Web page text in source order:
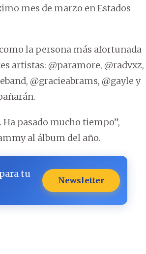
mes de marzo en Estados
la persona más afortunada
artistas: @paramore, @radvxz,
@gracieabrams, @gayle y
pasado mucho tiempo”,
al álbum del año.
tu
Newsletter